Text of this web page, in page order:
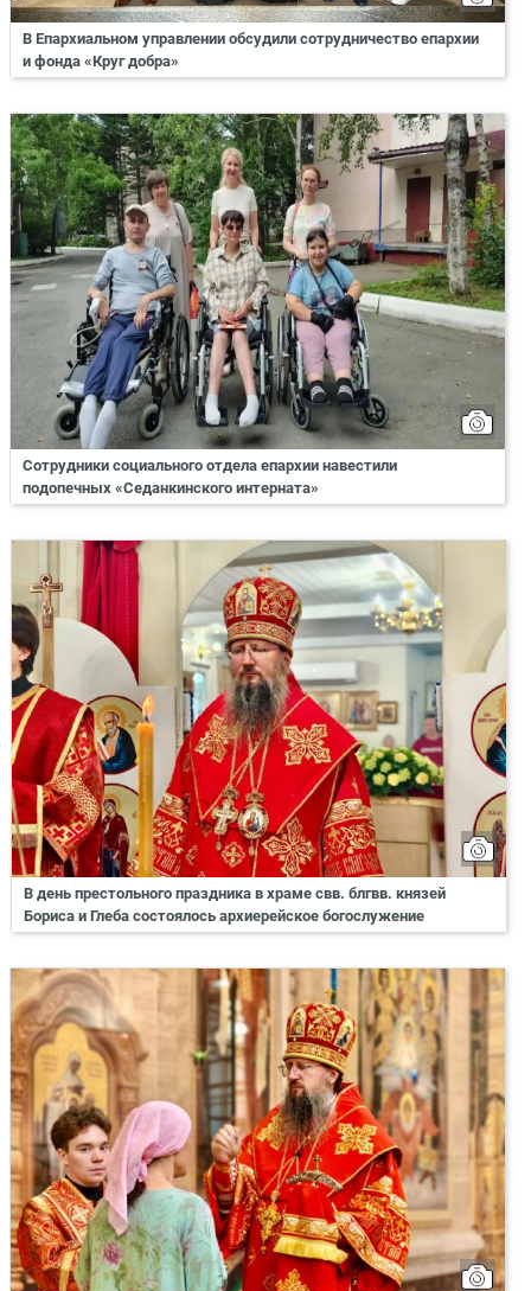
В Епархиальном управлении обсудили сотрудничество епархии
и фонда «Круг добра»
Сотрудники социального отдела епархии навестили
подопечных «Седанкинского интерната»
В день престольного праздника в храме свв. блгвв. князей
Бориса и Глеба состоялось архиерейское богослужение